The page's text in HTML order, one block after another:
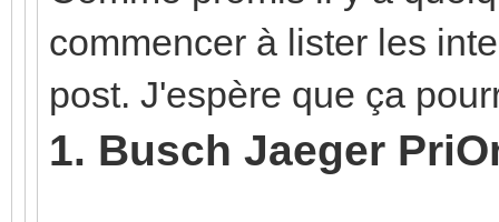
commencer à lister les
post. J'espère que ça
1. Busch Jaeger